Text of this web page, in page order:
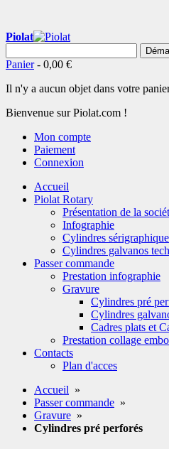
Piolat
Panier- 0,00 €
Il n'y a aucun objet dans votre
Bienvenue sur Piolat.com !
Mon compte
Paiement
Connexion
Accueil
Piolat Rotary
Présentation de la
Infographie
Cylindres
Cylindres galvanos
Passer commande
Prestation infographie
Gravure
Cylindres pré
Cylindres
Cadres plats et
Prestation collage
Contacts
Plan d'acces
Accueil »
Passer commande »
Gravure »
Cylindres pré perforés